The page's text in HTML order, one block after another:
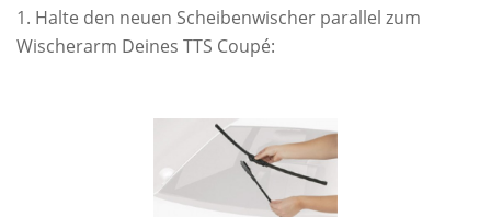
Halte den neuen Scheibenwischer parallel zum
Wischerarm Deines TTS Coupé: